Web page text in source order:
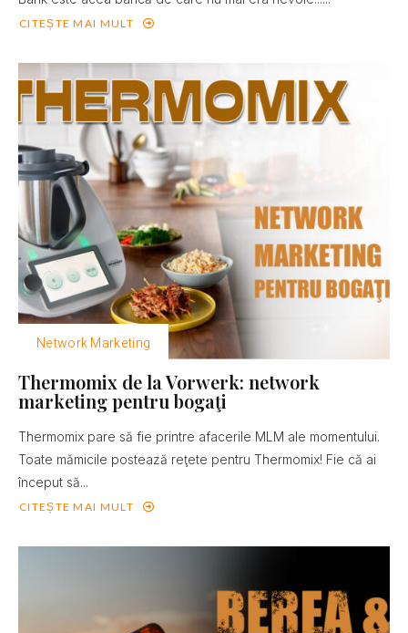
CITEȘTE MAI MULT
Network Marketing
Thermomix de la Vorwerk: network
marketing pentru bogaţi
Thermomix pare să fie printre afacerile MLM ale momentului.
Toate mămicile postează reţete pentru Thermomix! Fie că ai
început să...
CITEȘTE MAI MULT